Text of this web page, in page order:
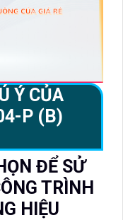
Ý CỦA
P (B)
ĐỂ SỬ
TRÌNH
HIỆU